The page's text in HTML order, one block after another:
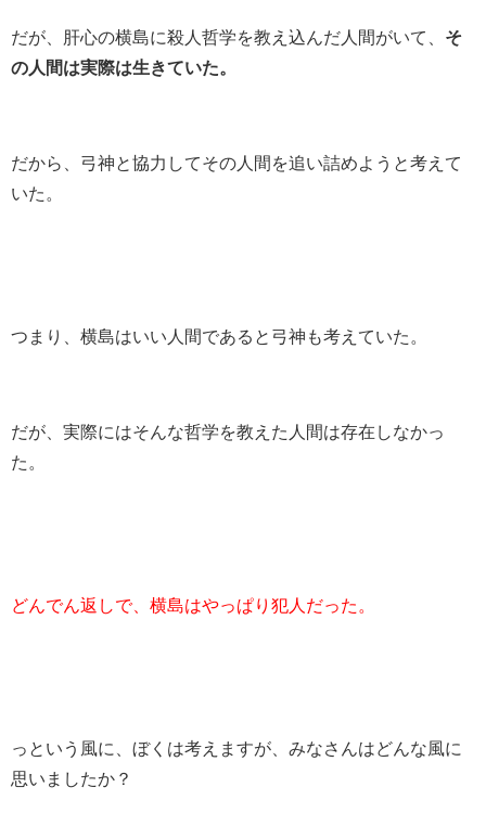
だが、肝心の横島に殺人哲学を教え込んだ人間がいて、 そ
の人間は実際は生きていた。
だから、弓神と協力してその人間を追い詰めようと考えて
いた。
つまり、横島はいい人間であると弓神も考えていた。
だが、実際にはそんな哲学を教えた人間は存在しなかっ
た。
どんでん返しで、横島はやっぱり犯人だった。
っという風に、ぼくは考えますが、みなさんはどんな風に
思いましたか？